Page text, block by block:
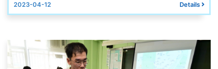
2023-04-12 Details